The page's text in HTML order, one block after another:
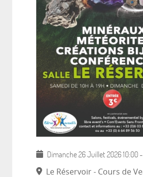
Dimanche 26 Juillet 202610:00 -
Le Réservoir - Cours de